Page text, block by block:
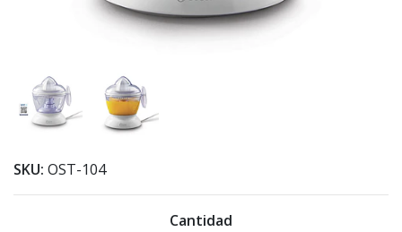
SKU: OST-104
Cantidad